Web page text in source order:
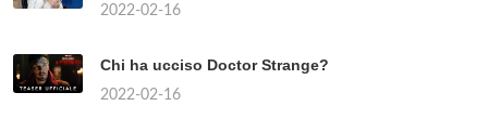
2022-02-16
Chi ha ucciso Doctor Strange?
2022-02-16